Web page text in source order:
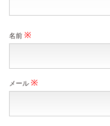
名前 ※
メール ※